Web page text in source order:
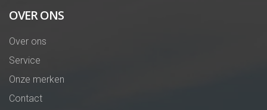
OVER ONS
Over ons
Service
Onze merken
Contact